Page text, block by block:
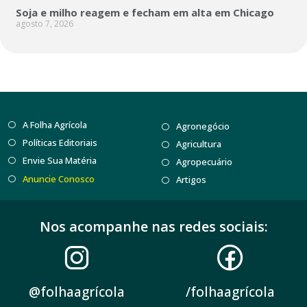
Soja e milho reagem e fecham em alta em Chicago
agosto 7, 2026
A Folha Agrícola
Políticas Editoriais
Envie Sua Matéria
Anuncie Conosco
Agronegócio
Agricultura
Agropecuário
Artigos
Nos acompanhe nas redes sociais:
@folhaagrícola /folhaagrícola